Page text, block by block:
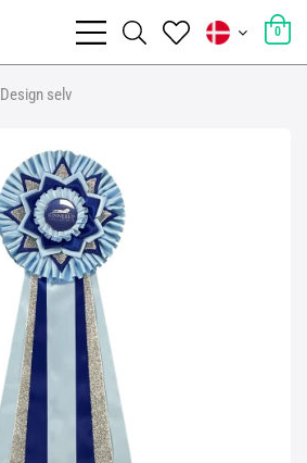
0
Design selv